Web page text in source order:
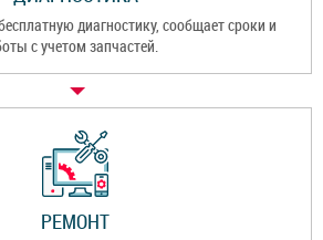
диагностику, сообщает сроки и
с учетом запчастей.
РЕМОНТ